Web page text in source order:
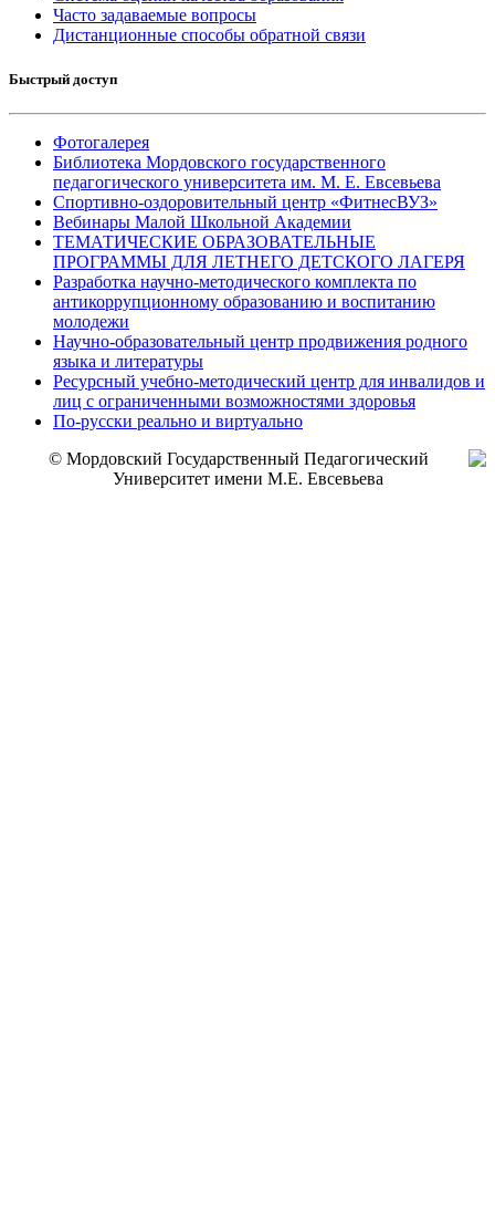
Часто задаваемые вопросы
Дистанционные способы обратной связи
Быстрый доступ
Фотогалерея
Библиотека Мордовского государственного
педагогического университета им. М. Е. Евсевьева
Спортивно-оздоровительный центр «ФитнесВУЗ»
Вебинары Малой Школьной Академии
ТЕМАТИЧЕСКИЕ ОБРАЗОВАТЕЛЬНЫЕ
ПРОГРАММЫ ДЛЯ ЛЕТНЕГО ДЕТСКОГО ЛАГЕРЯ
Разработка научно-методического комплекта по
антикоррупционному образованию и воспитанию
молодежи
Научно-образовательный центр продвижения родного
языка и литературы
Ресурсный учебно-методический центр для инвалидов и
лиц с ограниченными возможностями здоровья
По-русски реально и виртуально
© Мордовский Государственный Педагогический
Университет имени М.Е. Евсевьева